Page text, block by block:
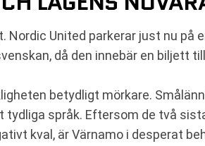
Nordic United parkerar just nu på
då den innebär en biljett
betydligt mörkare.
tydliga språk. Eftersom de två
kval, är Värnamo i desperat